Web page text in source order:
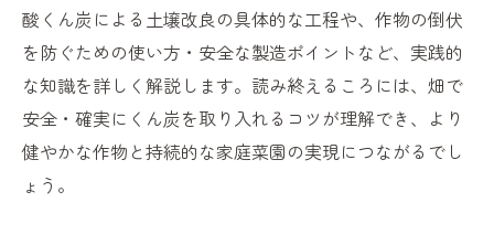
酸くん炭による土壌改良の具体的な工程や、作物の倒伏
を防ぐための使い方・安全な製造ポイントなど、実践的
な知識を詳しく解説します。読み終えるころには、畑で
安全・確実にくん炭を取り入れるコツが理解でき、より
健やかな作物と持続的な家庭菜園の実現につながるでし
ょう。